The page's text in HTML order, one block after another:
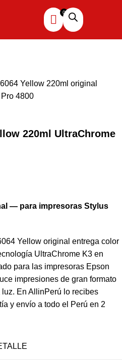
220ml UltraChrome
— para impresoras Stylus
Yellow original entrega color
UltraChrome K3 en
para las impresoras Epson
impresiones de gran formato
En AllinPerú lo recibes
y envío a todo el Perú en 2